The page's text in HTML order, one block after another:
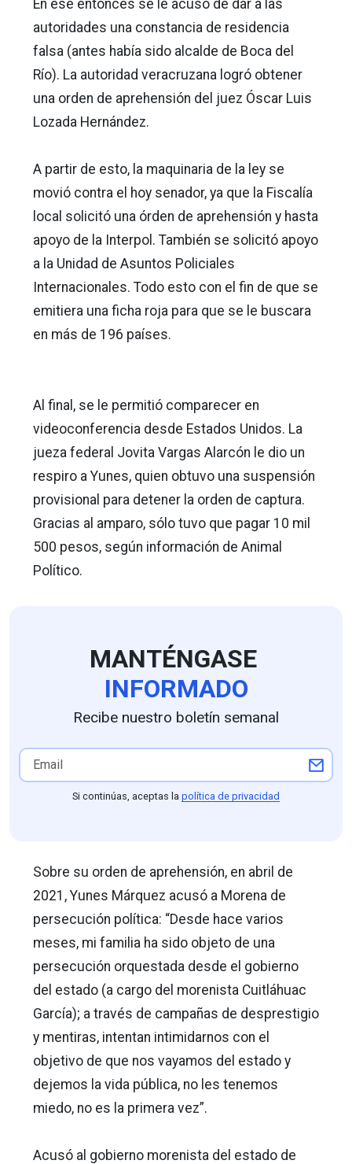
En ese entonces se le acusó de dar a las
autoridades una constancia de residencia
falsa (antes había sido alcalde de Boca del
Río). La autoridad veracruzana logró obtener
una orden de aprehensión del juez Óscar Luis
Lozada Hernández.
A partir de esto, la maquinaria de la ley se
movió contra el hoy senador, ya que la Fiscalía
local solicitó una órden de aprehensión y hasta
apoyo de la Interpol. También se solicitó apoyo
a la Unidad de Asuntos Policiales
Internacionales. Todo esto con el fin de que se
emitiera una ficha roja para que se le buscara
en más de 196 países.
Al final, se le permitió comparecer en
videoconferencia desde Estados Unidos. La
jueza federal Jovita Vargas Alarcón le dio un
respiro a Yunes, quien obtuvo una suspensión
provisional para detener la orden de captura.
Gracias al amparo, sólo tuvo que pagar 10 mil
500 pesos, según información de Animal
Político.
MANTÉNGASE
INFORMADO
Recibe nuestro boletín semanal
Si continúas, aceptas la política de privacidad
Sobre su orden de aprehensión, en abril de
2021, Yunes Márquez acusó a Morena de
persecución política: “Desde hace varios
meses, mi familia ha sido objeto de una
persecución orquestada desde el gobierno
del estado (a cargo del morenista Cuitláhuac
García); a través de campañas de desprestigio
y mentiras, intentan intimidarnos con el
objetivo de que nos vayamos del estado y
dejemos la vida pública, no les tenemos
miedo, no es la primera vez”.
Acusó al gobierno morenista del estado de